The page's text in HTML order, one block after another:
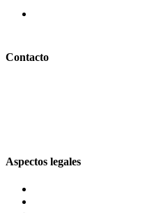
Contacto
Aspectos legales